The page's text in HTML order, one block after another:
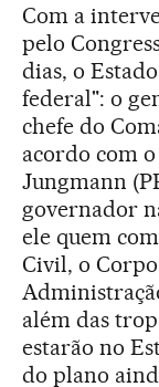
Com a
pelo
dias, o
federal": o
chefe do
acordo com
Jungmann
governador
ele quem
Civil, o
além das
estarão no
do plano